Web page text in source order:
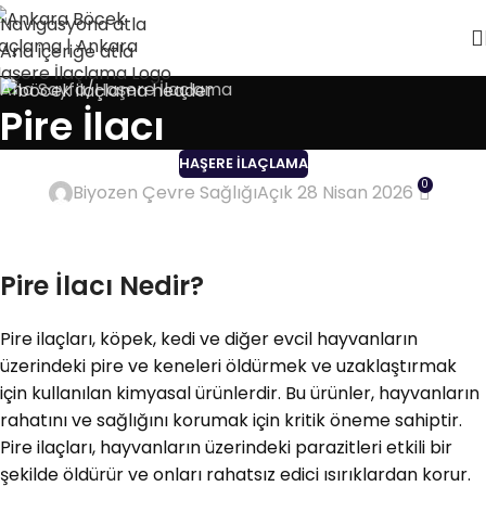
Navigasyona atla
Ana içeriğe atla
Ana Sayfa Haşere İlaçlama
Pire İlacı
HAŞERE İLAÇLAMA
Biyozen Çevre SağlığıAçık 28 Nisan 2026 0
Pire İlacı Nedir?
Pire ilaçları, köpek, kedi ve diğer evcil hayvanların
üzerindeki pire ve keneleri öldürmek ve uzaklaştırmak
için kullanılan kimyasal ürünlerdir. Bu ürünler, hayvanların
rahatını ve sağlığını korumak için kritik öneme sahiptir.
Pire ilaçları, hayvanların üzerindeki parazitleri etkili bir
şekilde öldürür ve onları rahatsız edici ısırıklardan korur.